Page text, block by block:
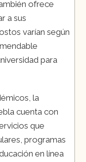
ofrece
a sus
varían según
para
la
cuenta con
que
programas
en línea